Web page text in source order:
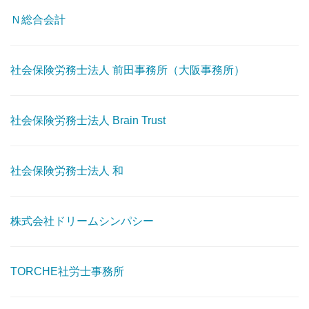
Ｎ総合会計
社会保険労務士法人 前田事務所（大阪事務所）
社会保険労務士法人 Brain Trust
社会保険労務士法人 和
株式会社ドリームシンパシー
TORCHE社労士事務所